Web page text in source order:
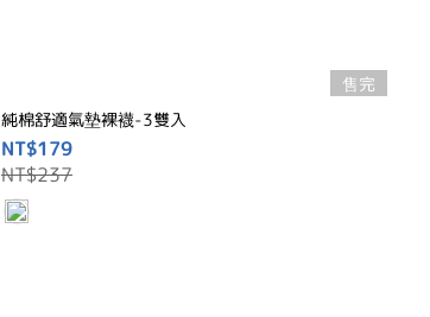
售完
純棉舒適氣墊裸襪-3雙入
NT$179
NT$237